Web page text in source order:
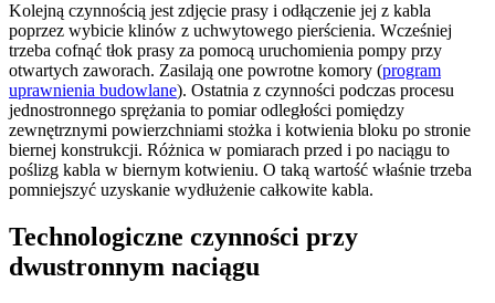
Kolejną czynnością jest zdjęcie prasy i odłączenie jej z kabla
poprzez wybicie klinów z uchwytowego pierścienia. Wcześniej
trzeba cofnąć tłok prasy za pomocą uruchomienia pompy przy
otwartych zaworach. Zasilają one powrotne komory (program
uprawnienia budowlane). Ostatnia z czynności podczas procesu
jednostronnego sprężania to pomiar odległości pomiędzy
zewnętrznymi powierzchniami stożka i kotwienia bloku po stronie
biernej konstrukcji. Różnica w pomiarach przed i po naciągu to
poślizg kabla w biernym kotwieniu. O taką wartość właśnie trzeba
pomniejszyć uzyskanie wydłużenie całkowite kabla.
Technologiczne czynności przy
dwustronnym naciągu